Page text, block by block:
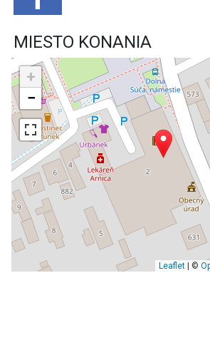
MIESTO KONANIA
+
−
Leaflet| ©